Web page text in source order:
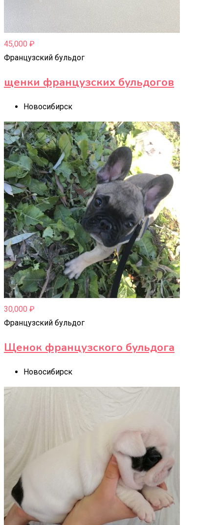
45,000 ₽
Французский бульдог
щенки французских бульдогов
Новосибирск
30,000 ₽
Французский бульдог
Щенок французского бульдога
Новосибирск